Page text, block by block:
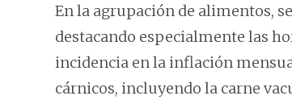
En la agrupación de alimentos,
destacando especialmente las
incidencia en la inflación
cárnicos, incluyendo la carne